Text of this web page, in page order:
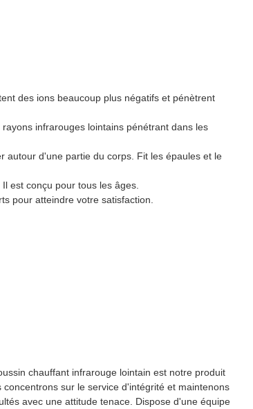
des ions beaucoup plus négatifs et pénètrent
infrarouges lointains pénétrant dans les
autour d'une partie du corps. Fit les épaules et le
est conçu pour tous les âges.
pour atteindre votre satisfaction.
chauffant infrarouge lointain est notre produit
sur le service d'intégrité et maintenons
avec une attitude tenace. Dispose d'une équipe